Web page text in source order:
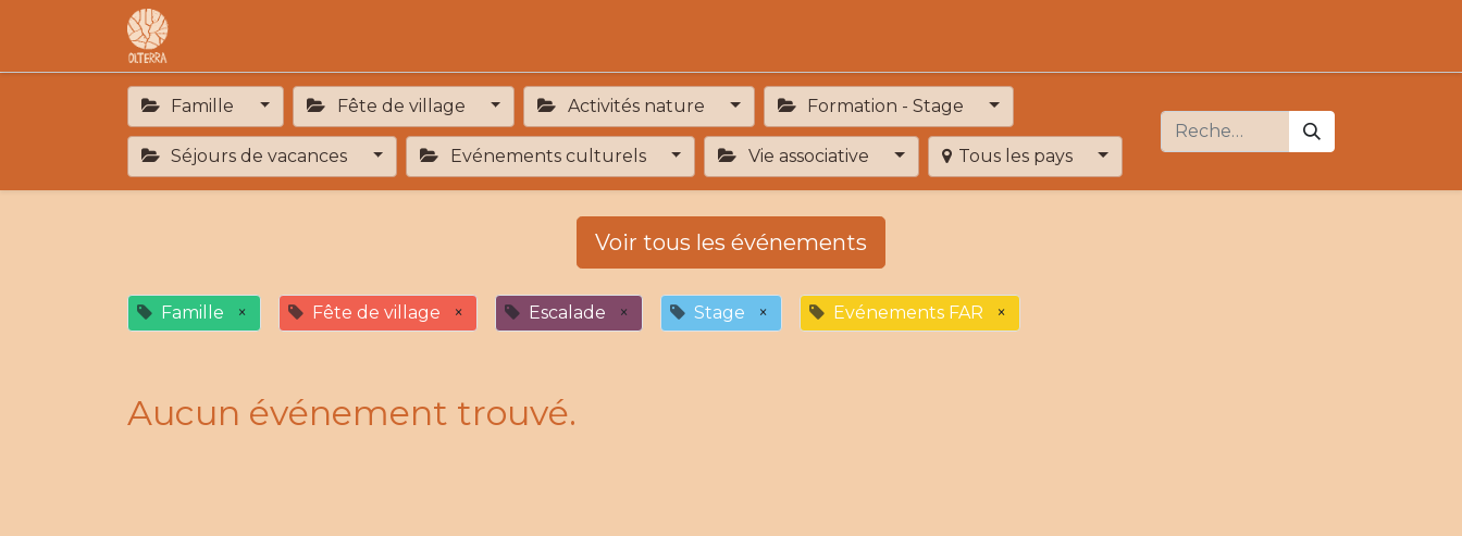
Famille Fête de village Activités nature Formation - Stage
Séjours de vacances Evénements culturels Vie associative Tous les pays
Voir tous les événements
Famille × Fête de village × Escalade × Stage × Evénements FAR ×
Aucun événement trouvé.